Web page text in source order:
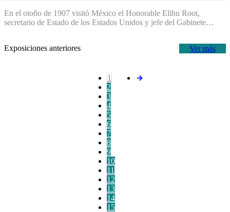
En el otoño de 1907 visitó México el Honorable Elihu Root,
secretario de Estado de los Estados Unidos y jefe del Gabinete…
Ver más
Exposiciones anteriores
1
2
3
4
5
6
7
8
9
10
11
12
13
14
15